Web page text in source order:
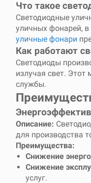
Что такое
Светодиодные
уличных фонарей,
уличные фонари
Как работают
Светодиоды
излучая свет.
службы.
Описание:
для производства
Преимущества:
Снижение
Снижение
услуг.